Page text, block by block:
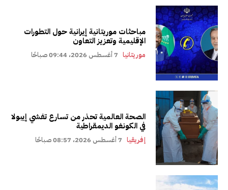
مباحثات موريتانية إيرانية حول التطورات
الإقليمية وتعزيز التعاون
موريتانيا 7 أغسطس 2026، 09:44 صباحًا
الصحة العالمية تحذر من تسارع تفشي إيبولا
في الكونغو الديمقراطية
إفريقيا 7 أغسطس 2026، 08:57 صباحًا